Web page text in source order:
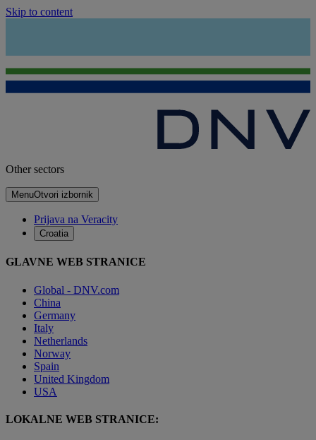
Skip to content
Other sectors
MenuOtvori izbornik
Prijava na Veracity
Croatia
GLAVNE WEB STRANICE
Global - DNV.com
China
Germany
Italy
Netherlands
Norway
Spain
United Kingdom
USA
LOKALNE WEB STRANICE: